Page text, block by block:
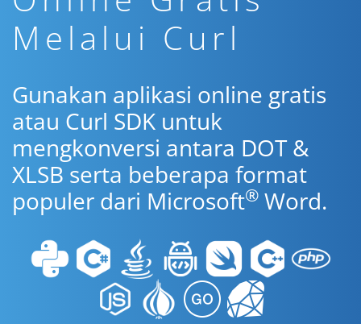
Melalui Curl
Gunakan aplikasi online gratis
atau Curl SDK untuk
mengkonversi antara DOT &
XLSB serta beberapa format
populer dari Microsoft® Word.